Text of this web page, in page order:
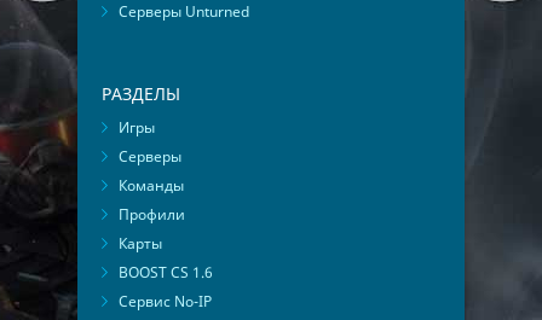
Серверы Unturned
РАЗДЕЛЫ
Игры
Серверы
Команды
Профили
Карты
BOOST CS 1.6
Сервис No-IP